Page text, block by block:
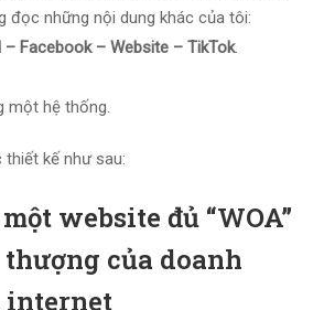
đọc những nội dung khác của tôi:
– Facebook – Website – TikTok.
một hệ thống.
kế như sau:
website đủ “WOA”
của doanh
internet